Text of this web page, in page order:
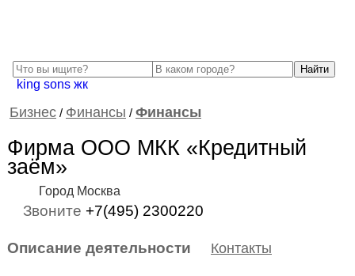
king sons жк
Бизнес / Финансы / Финансы
Фирма ООО МКК «Кредитный
заём»
Город Москва
Звоните +7(495) 2300220
Описание деятельности Контакты